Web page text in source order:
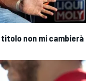
titolo non mi cambierà